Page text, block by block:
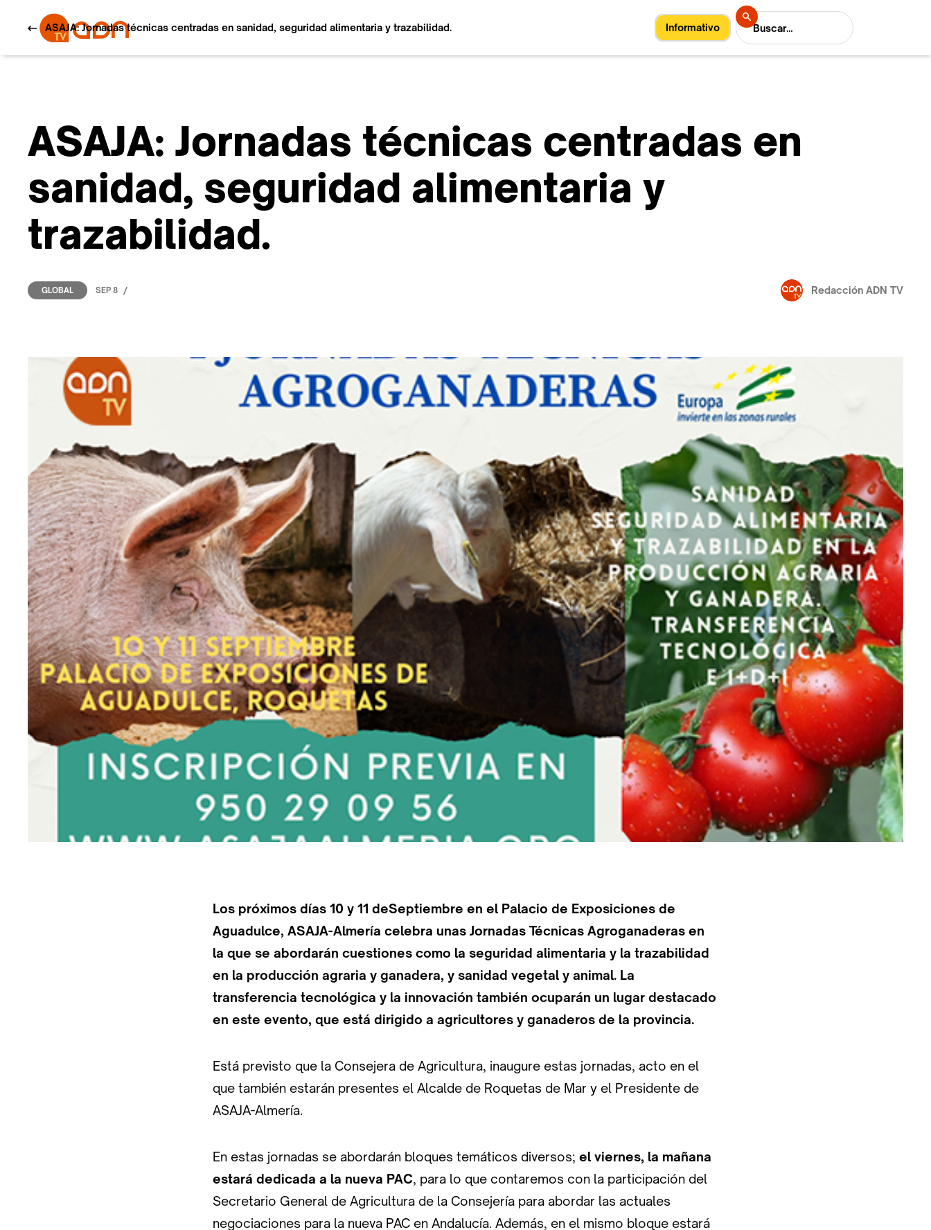
Informativo
ASAJA: Jornadas técnicas centradas en sanidad, seguridad alimentaria y trazabilidad.
ASAJA: Jornadas técnicas centradas en
sanidad, seguridad alimentaria y
trazabilidad.
GLOBAL SEP 8 / Redacción ADN TV
Los próximos días 10 y 11 deSeptiembre en el Palacio de Exposiciones de
Aguadulce, ASAJA-Almería celebra unas Jornadas Técnicas Agroganaderas en
la que se abordarán cuestiones como la seguridad alimentaria y la trazabilidad
en la producción agraria y ganadera, y sanidad vegetal y animal. La
transferencia tecnológica y la innovación también ocuparán un lugar destacado
en este evento, que está dirigido a agricultores y ganaderos de la provincia.
Está previsto que la Consejera de Agricultura, inaugure estas jornadas, acto en el
que también estarán presentes el Alcalde de Roquetas de Mar y el Presidente de
ASAJA-Almería.
En estas jornadas se abordarán bloques temáticos diversos; el viernes, la mañana
estará dedicada a la nueva PAC, para lo que contaremos con la participación del
Secretario General de Agricultura de la Consejería para abordar las actuales
negociaciones para la nueva PAC en Andalucía. Además, en el mismo bloque estará